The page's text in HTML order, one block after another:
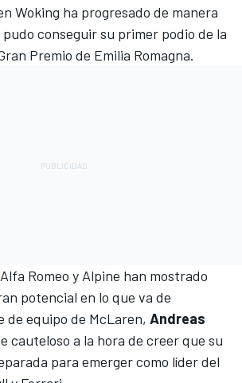
Woking ha progresado de manera
pudo conseguir su primer podio de la
Premio de Emilia Romagna.
Alfa Romeo y Alpine han mostrado
potencial en lo que va de
de equipo de McLaren, Andreas
cauteloso a la hora de creer que su
para emerger como líder del